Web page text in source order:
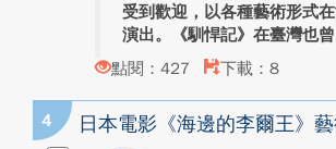
受到歡迎，以各種藝術形式
演出。《馴悍記》在臺灣也
點閱：427
下載：8
4 日本電影《海邊的李爾王》